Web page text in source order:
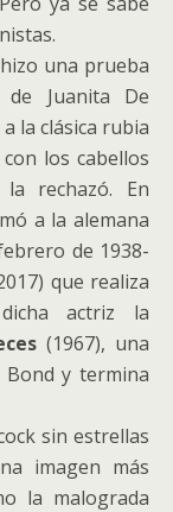
una prueba
Juanita De
la clásica rubia
los cabellos
la rechazó. En
a la alemana
de 1938-
que realiza
actriz la
(1967), una
Bond y termina
sin estrellas
imagen más
la malograda